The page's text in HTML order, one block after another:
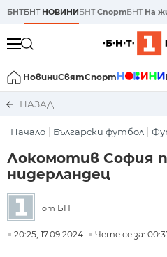
БНТБНТ НОВИНИБНТСпортБНТ На
НовиниСвятСпорт
НАЗАД
Начало Български футбол
Локомотив София
нидерландец
от БНТ
20:25, 17.09.2024 Чете се за: